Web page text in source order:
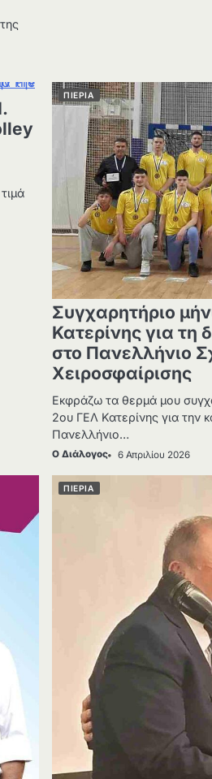
ΠΙΕΡΙΑ
Συγχαρητήριο
Κατερίνης για τη
στο Πανελλήνιο
Χειροσφαίρισης
Εκφράζω τα θερμά μου
2ου ΓΕΛ Κατερίνης για την
Πανελλήνιο…
Ο Διάλογος 6 Απριλίου 2026
ΠΙΕΡΙΑ